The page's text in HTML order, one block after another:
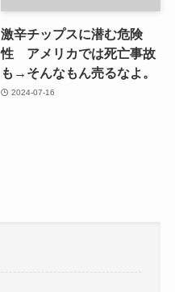
激辛チップスに潜む危険
性 アメリカでは死亡事故
も→そんなもん売るなよ。
2024-07-16